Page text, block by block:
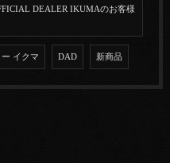
DEALER IKUMAのお客様
イクマ DAD 新商品